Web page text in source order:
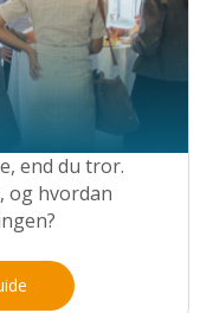
end du tror.
og hvordan